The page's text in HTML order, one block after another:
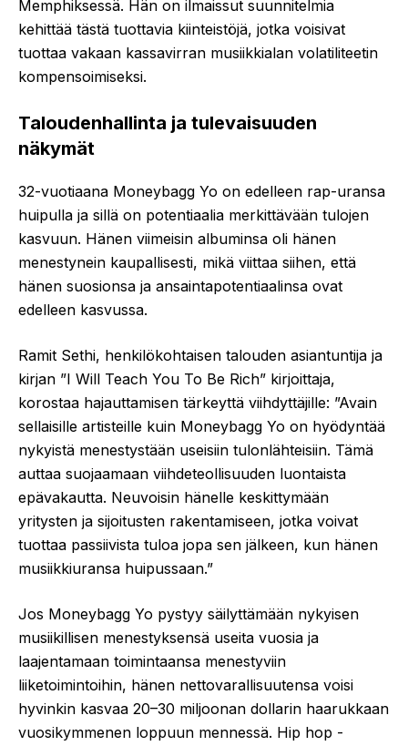
Memphiksessä. Hän on ilmaissut suunnitelmia
kehittää tästä tuottavia kiinteistöjä, jotka voisivat
tuottaa vakaan kassavirran musiikkialan volatiliteetin
kompensoimiseksi.
Taloudenhallinta ja tulevaisuuden
näkymät
32-vuotiaana Moneybagg Yo on edelleen rap-uransa
huipulla ja sillä on potentiaalia merkittävään tulojen
kasvuun. Hänen viimeisin albuminsa oli hänen
menestynein kaupallisesti, mikä viittaa siihen, että
hänen suosionsa ja ansaintapotentiaalinsa ovat
edelleen kasvussa.
Ramit Sethi, henkilökohtaisen talouden asiantuntija ja
kirjan ”I Will Teach You To Be Rich” kirjoittaja,
korostaa hajauttamisen tärkeyttä viihdyttäjille: ”Avain
sellaisille artisteille kuin Moneybagg Yo on hyödyntää
nykyistä menestystään useisiin tulonlähteisiin. Tämä
auttaa suojaamaan viihdeteollisuuden luontaista
epävakautta. Neuvoisin hänelle keskittymään
yritysten ja sijoitusten rakentamiseen, jotka voivat
tuottaa passiivista tuloa jopa sen jälkeen, kun hänen
musiikkiuransa huipussaan.”
Jos Moneybagg Yo pystyy säilyttämään nykyisen
musiikillisen menestyksensä useita vuosia ja
laajentamaan toimintaansa menestyviin
liiketoimintoihin, hänen nettovarallisuutensa voisi
hyvinkin kasvaa 20–30 miljoonan dollarin haarukkaan
vuosikymmenen loppuun mennessä. Hip hop -